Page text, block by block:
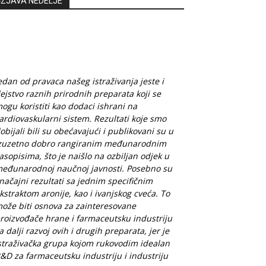
od pravaca našeg istraživanja jeste i
raznih prirodnih preparata koji se
koristiti kao dodaci ishrani na
sistem. Rezultati koje smo
bili su obećavajući i publikovani su u
dobro rangiranim međunarodnim
što je naišlo na ozbiljan odjek u
naučnoj javnosti. Posebno su
rezultati sa jednim specifičnim
aronije, kao i ivanjskog cveća. To
biti osnova za zainteresovane
hrane i farmaceutsku industriju
dalji razvoj ovih i drugih preparata, jer je
grupa kojom rukovodim idealan
za farmaceutsku industriju i industriju